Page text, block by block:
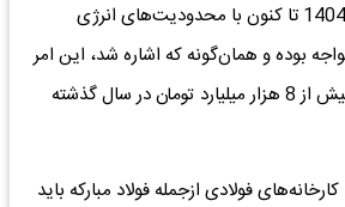
1403 و از ابتدای سال 1404 تا کنون با محدودیت‌های انرژی
بوده و همان‌گونه که اشاره شد، این امر
منجر به از دست رفتن بیش از 8 هزار میلیارد تومان در سال گذشته
فولادی ازجمله فولاد مبارکه باید